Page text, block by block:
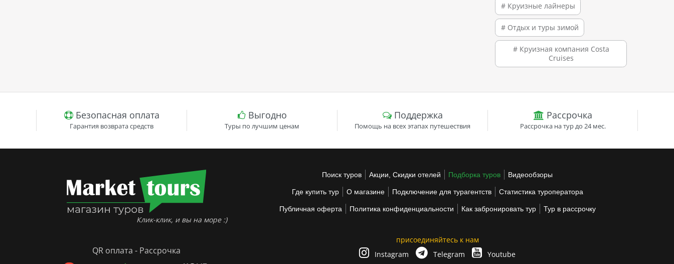
# Круизные лайнеры
# Отдых и туры зимой
# Круизная компания Costa
Cruises
Безопасная оплата
Гарантия возврата средств
Выгодно
Туры по лучшим ценам
Поддержка
Помощь на всех этапах путешествия
Рассрочка
Рассрочка на тур до 24 мес.
Клик-клик, и вы на море :)
QR оплата - Рассрочка
Поиск туров Акции, Скидки отелей Подборка туров Видеообзоры
Где купить тур О магазине Подключение для турагентств Статистика туроператора
Публичная оферта Политика конфиденциальности Как забронировать тур Тур в рассрочку
присоединяйтесь к нам
Instagram
Telegram Youtube